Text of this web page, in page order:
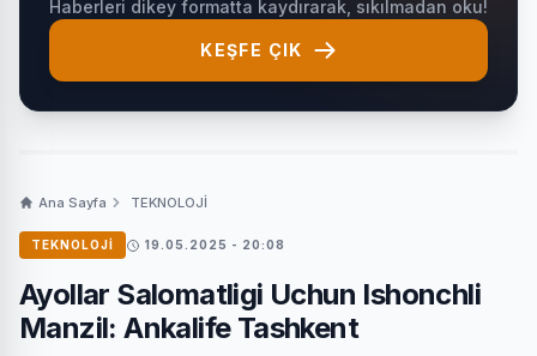
Haberleri dikey formatta kaydırarak, sıkılmadan oku!
KEŞFE ÇIK
Ana Sayfa TEKNOLOJİ
TEKNOLOJİ 19.05.2025 - 20:08
Ayollar Salomatligi Uchun Ishonchli
Manzil: Ankalife Tashkent